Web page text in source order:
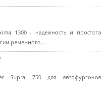
1300 - надежность и простота
ременного…
Supra 750 для автофургонов